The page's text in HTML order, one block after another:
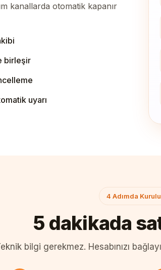
kanallarda otomatik kapanır
birleşir
uyarı
4 Adımda
5 dakikada
bilgi gerekmez. Hesabınızı